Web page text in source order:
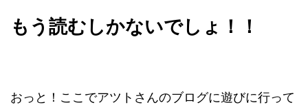
もう読むしかないでしょ！！
おっと！ここでアツトさんのブログに遊びに行って